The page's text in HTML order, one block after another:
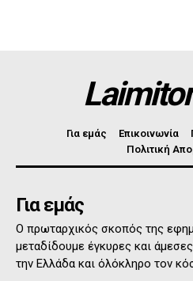
Για εμάς Επικοινωνία
Πολιτική
Για εμάς
Ο πρωταρχικός σκοπός της
μεταδίδουμε έγκυρες και
την Ελλάδα και όλόκληρο τον